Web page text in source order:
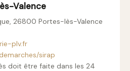
Valence
26800 Portes-lès-Valence
plv.fr
sirap
doit être faite dans les 24